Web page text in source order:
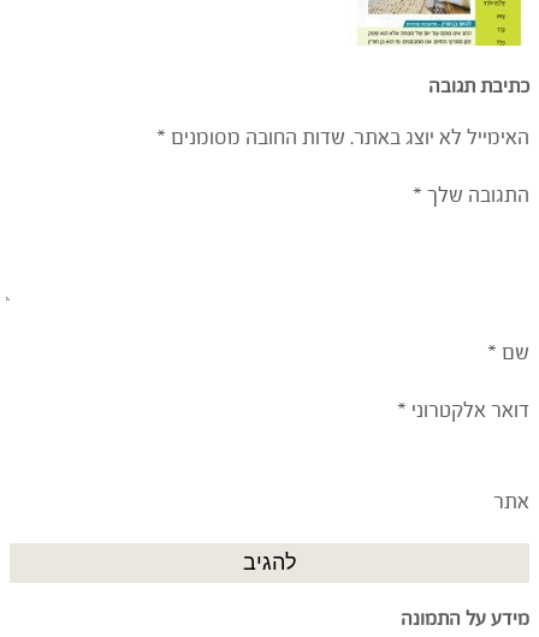
כתיבת תגובה
האימייל לא יוצג באתר. שדות החובה מסומנים *
התגובה שלך *
שם *
דואר אלקטרוני *
אתר
מידע על התמונה